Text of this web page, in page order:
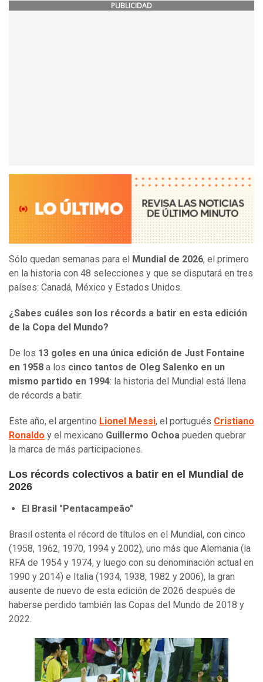
PUBLICIDAD
Sólo quedan semanas para el Mundial de 2026, el primero
en la historia con 48 selecciones y que se disputará en tres
países: Canadá, México y Estados Unidos.
¿Sabes cuáles son los récords a batir en esta edición
de la Copa del Mundo?
De los 13 goles en una única edición de Just Fontaine
en 1958 a los cinco tantos de Oleg Salenko en un
mismo partido en 1994: la historia del Mundial está llena
de récords a batir.
Este año, el argentino Lionel Messi, el portugués Cristiano
Ronaldo y el mexicano Guillermo Ochoa pueden quebrar
la marca de más participaciones.
Los récords colectivos a batir en el Mundial de
2026
El Brasil "Pentacampeão"
Brasil ostenta el récord de títulos en el Mundial, con cinco
(1958, 1962, 1970, 1994 y 2002), uno más que Alemania (la
RFA de 1954 y 1974, y luego con su denominación actual en
1990 y 2014) e Italia (1934, 1938, 1982 y 2006), la gran
ausente de nuevo de esta edición de 2026 después de
haberse perdido también las Copas del Mundo de 2018 y
2022.